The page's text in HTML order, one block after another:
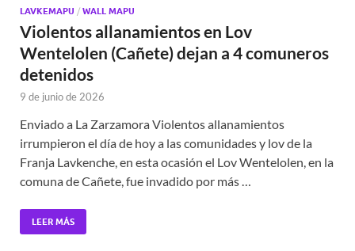
LAVKEMAPU / WALL MAPU
Violentos allanamientos en Lov
Wentelolen (Cañete) dejan a 4 comuneros
detenidos
9 de junio de 2026
Enviado a La Zarzamora Violentos allanamientos
irrumpieron el día de hoy a las comunidades y lov de la
Franja Lavkenche, en esta ocasión el Lov Wentelolen, en la
comuna de Cañete, fue invadido por más …
LEER MÁS